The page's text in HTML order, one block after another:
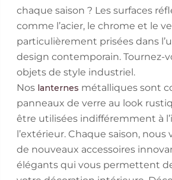
chaque saison ? Les surfaces
comme l’acier, le chrome et le
particulièrement prisées dans
design contemporain. Tournez-
objets de style industriel.
Nos lanternes métalliques sont
panneaux de verre au look
être utilisées indifféremment à
l’extérieur. Chaque saison, nous
de nouveaux accessoires
élégants qui vous permettent